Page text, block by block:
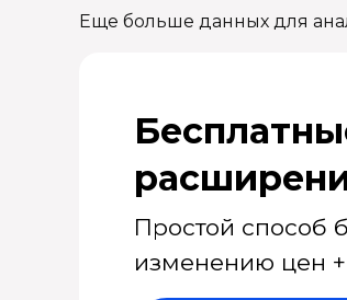
Еще больше данных для
Простой способ
изменению цен +